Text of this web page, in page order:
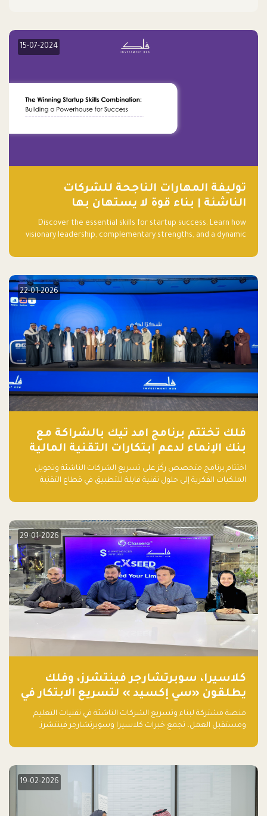
15-07-2024
توليفة المهارات الناجحة للشركات
الناشئة | بناء قوة لا يستهان بها
Discover the essential skills for startup success. Learn how
visionary leadership, complementary strengths, and a dynamic
elevate your startup! Follow us @FalakHub
22-01-2026
فلك تختتم برنامج امد تيك بالشراكة مع
بنك الإنماء لدعم ابتكارات التقنية المالية
اختتام برنامج متخصص ركّز على تسريع الشركات الناشئة وتحويل
الملكيات الفكرية إلى حلول تقنية قابلة للتطبيق في قطاع التقنية
29-01-2026
كلاسيرا، سوبرتشارجر فينتشرز، وفلك
يطلقون «سي إكسيد » لتسريع الابتكار في
تقنيات التعليم ومستقبل العمل
منصة مشتركة لبناء وتسريع الشركات الناشئة في تقنيات التعليم
ومستقبل العمل، تجمع خبرات كلاسيرا وسوبرتشارجر فينتشرز
العالمية.
19-02-2026